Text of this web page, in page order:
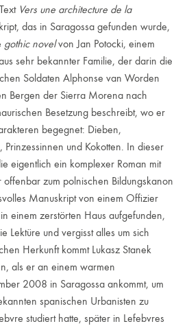
Vers une architecture de la
das in Saragossa gefunden wurde,
gothic novelvon Jan Potocki, einem
sehr bekannter Familie, der darin die
Soldaten Alphonse van Worden
Bergen der Sierra Morena nach
Besetzung beschreibt, wo er
begegnet: Dieben,
Prinzessinnen und Kokotten. In dieser
eigentlich ein komplexer Roman mit
zum polnischen Bildungskanon
Manuskript von einem Offizier
einem zerstörten Haus aufgefunden,
Lektüre und vergisst alles um sich
Herkunft kommt Lukasz Stanek
als er an einem warmen
2008 in Saragossa ankommt, um
spanischen Urbanisten zu
studiert hatte, später in Lefebvres